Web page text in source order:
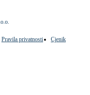
Pravila privatnosti
Cjenik